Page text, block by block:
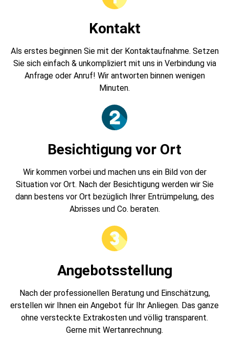
Kontakt
Als erstes beginnen Sie mit der Kontaktaufnahme. Setzen
Sie sich einfach & unkompliziert mit uns in Verbindung via
Anfrage oder Anruf! Wir antworten binnen wenigen
Minuten.
Besichtigung vor Ort
Wir kommen vorbei und machen uns ein Bild von der
Situation vor Ort. Nach der Besichtigung werden wir Sie
dann bestens vor Ort bezüglich Ihrer Entrümpelung, des
Abrisses und Co. beraten.
Angebotsstellung
Nach der professionellen Beratung und Einschätzung,
erstellen wir Ihnen ein Angebot für Ihr Anliegen. Das ganze
ohne versteckte Extrakosten und völlig transparent.
Gerne mit Wertanrechnung.